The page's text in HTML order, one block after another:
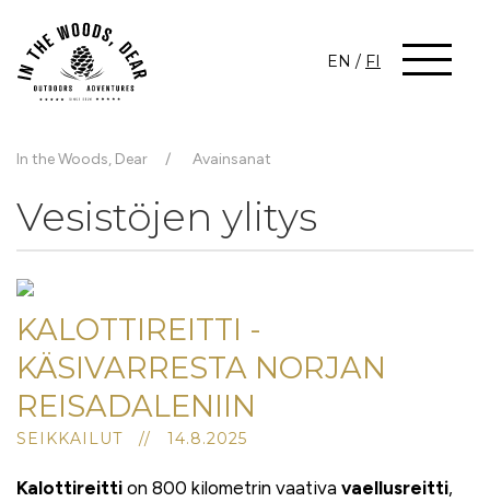
EN / FI
In the Woods, Dear Avainsanat
Vesistöjen ylitys
KALOTTIREITTI -
KÄSIVARRESTA NORJAN
REISADALENIIN
SEIKKAILUT // 14.8.2025
Kalottireitti on 800 kilometrin vaativa vaellusreitti,